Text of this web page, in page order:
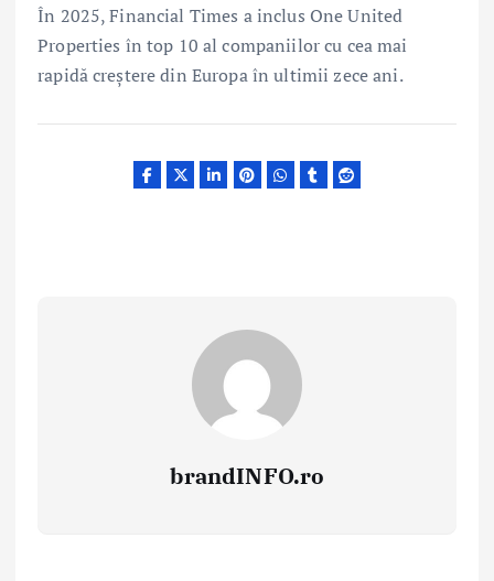
În 2025, Financial Times a inclus One United
Properties în top 10 al companiilor cu cea mai
rapidă creștere din Europa în ultimii zece ani.
brandINFO.ro